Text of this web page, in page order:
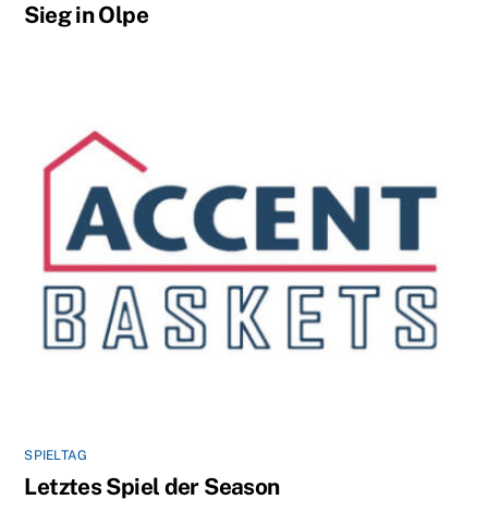
Sieg in Olpe
SPIELTAG
Letztes Spiel der Season